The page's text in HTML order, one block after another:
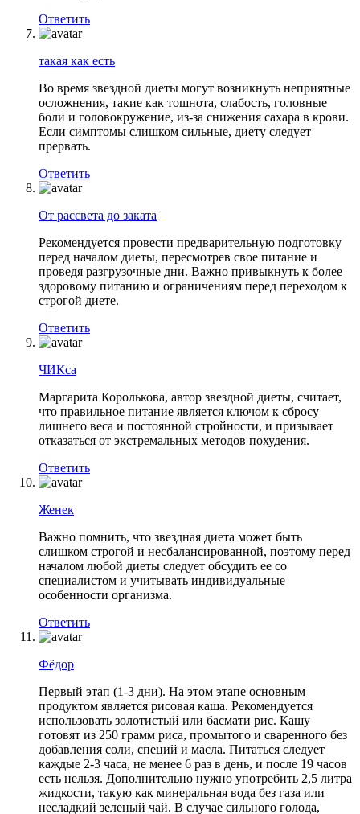
Ответить
такая как есть
Во время звездной диеты могут возникнуть неприятные
осложнения, такие как тошнота, слабость, головные
боли и головокружение, из-за снижения сахара в крови.
Если симптомы слишком сильные, диету следует
прервать.
Ответить
От рассвета до заката
Рекомендуется провести предварительную подготовку
перед началом диеты, пересмотрев свое питание и
проведя разгрузочные дни. Важно привыкнуть к более
здоровому питанию и ограничениям перед переходом к
строгой диете.
Ответить
ЧИКса
Маргарита Королькова, автор звездной диеты, считает,
что правильное питание является ключом к сбросу
лишнего веса и постоянной стройности, и призывает
отказаться от экстремальных методов похудения.
Ответить
Женек
Важно помнить, что звездная диета может быть
слишком строгой и несбалансированной, поэтому перед
началом любой диеты следует обсудить ее со
специалистом и учитывать индивидуальные
особенности организма.
Ответить
Фёдор
Первый этап (1-3 дни). На этом этапе основным
продуктом является рисовая каша. Рекомендуется
использовать золотистый или басмати рис. Кашу
готовят из 250 грамм риса, промытого и сваренного без
добавления соли, специй и масла. Питаться следует
каждые 2-3 часа, не менее 6 раз в день, и после 19 часов
есть нельзя. Дополнительно нужно употребить 2,5 литра
жидкости, такую как минеральная вода без газа или
несладкий зеленый чай. В случае сильного голода,